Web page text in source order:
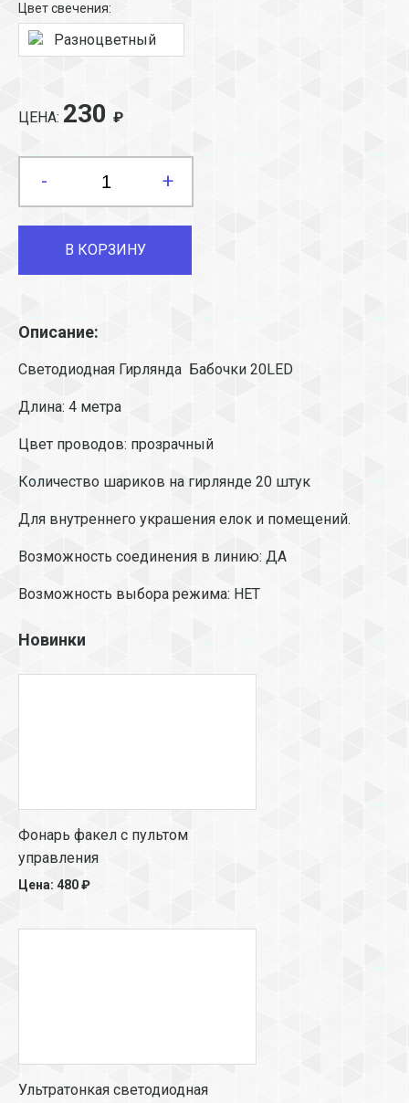
Цвет свечения:
Разноцветный
ЦЕНА: 230 ₽
- +
В КОРЗИНУ
Описание:
Светодиодная Гирлянда Бабочки 20LED
Длина: 4 метра
Цвет проводов: прозрачный
Количество шариков на гирлянде 20 штук
Для внутреннего украшения елок и помещений.
Возможность соединения в линию: ДА
Возможность выбора режима: НЕТ
Новинки
Фонарь факел с пультом
управления
Цена: 480 ₽
Ультратонкая светодиодная